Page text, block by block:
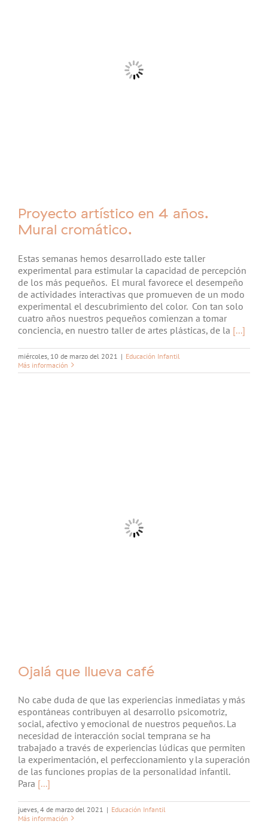
Proyecto artístico en 4 años.
Mural cromático.
Estas semanas hemos desarrollado este taller
experimental para estimular la capacidad de percepción
de los más pequeños. El mural favorece el desempeño
de actividades interactivas que promueven de un modo
experimental el descubrimiento del color. Con tan solo
cuatro años nuestros pequeños comienzan a tomar
conciencia, en nuestro taller de artes plásticas, de la [...]
miércoles, 10 de marzo del 2021 | Educación Infantil
Más información
Ojalá que llueva café
No cabe duda de que las experiencias inmediatas y más
espontáneas contribuyen al desarrollo psicomotriz,
social, afectivo y emocional de nuestros pequeños. La
necesidad de interacción social temprana se ha
trabajado a través de experiencias lúdicas que permiten
la experimentación, el perfeccionamiento y la superación
de las funciones propias de la personalidad infantil.
Para [...]
jueves, 4 de marzo del 2021 | Educación Infantil
Más información